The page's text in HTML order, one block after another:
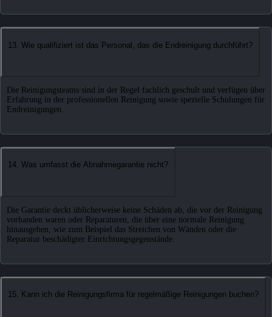
13. Wie qualifiziert ist das Personal, das die Endreinigung durchführt?
Die Reinigungsteams sind in der Regel fachlich geschult und verfügen über
Erfahrung in der professionellen Reinigung sowie spezielle Schulungen für
Endreinigungen.
14. Was umfasst die Abnahmegarantie nicht?
Die Garantie deckt üblicherweise keine Schäden ab, die vor der Reinigung
vorhanden waren oder Reparaturen, die über eine normale Reinigung
hinausgehen, wie zum Beispiel das Streichen von Wänden oder die
Reparatur beschädigter Einrichtungsgegenstände.
15. Kann ich die Reinigungsfirma für regelmäßige Reinigungen buchen?